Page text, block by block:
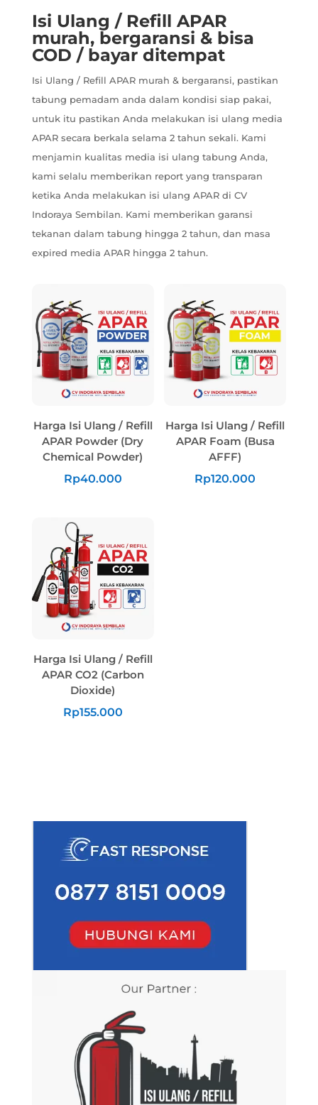
Isi Ulang / Refill APAR
murah, bergaransi & bisa
COD / bayar ditempat
Isi Ulang / Refill APAR murah & bergaransi, pastikan
tabung pemadam anda dalam kondisi siap pakai,
untuk itu pastikan Anda melakukan isi ulang media
APAR secara berkala selama 2 tahun sekali. Kami
menjamin kualitas media isi ulang tabung Anda,
kami selalu memberikan report yang transparan
ketika Anda melakukan isi ulang APAR di CV
Indoraya Sembilan. Kami memberikan garansi
tekanan dalam tabung hingga 2 tahun, dan masa
expired media APAR hingga 2 tahun.
Harga Isi Ulang / Refill
APAR Powder (Dry
Chemical Powder)
Rp40.000
Harga Isi Ulang / Refill
APAR Foam (Busa
AFFF)
Rp120.000
Harga Isi Ulang / Refill
APAR CO2 (Carbon
Dioxide)
Rp155.000